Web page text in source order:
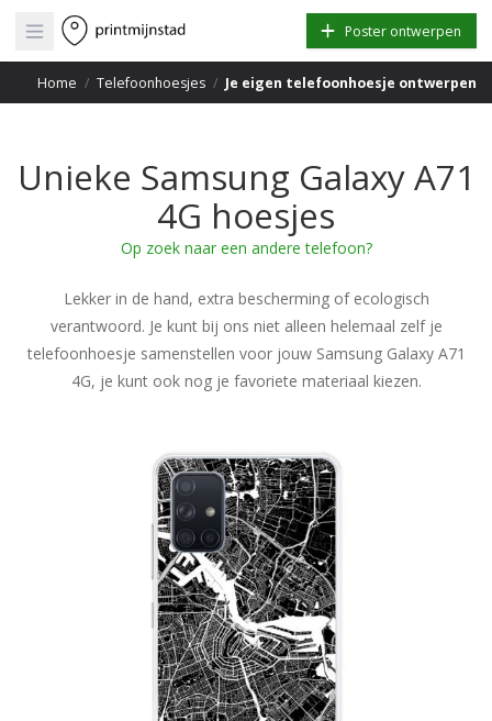
Open main menu Poster ontwerpen
Home / Telefoonhoesjes / Je eigen telefoonhoesje ontwerpen
Unieke Samsung Galaxy A71
4G hoesjes
Op zoek naar een andere telefoon?
Lekker in de hand, extra bescherming of ecologisch
verantwoord. Je kunt bij ons niet alleen helemaal zelf je
telefoonhoesje samenstellen voor jouw Samsung Galaxy A71
4G, je kunt ook nog je favoriete materiaal kiezen.